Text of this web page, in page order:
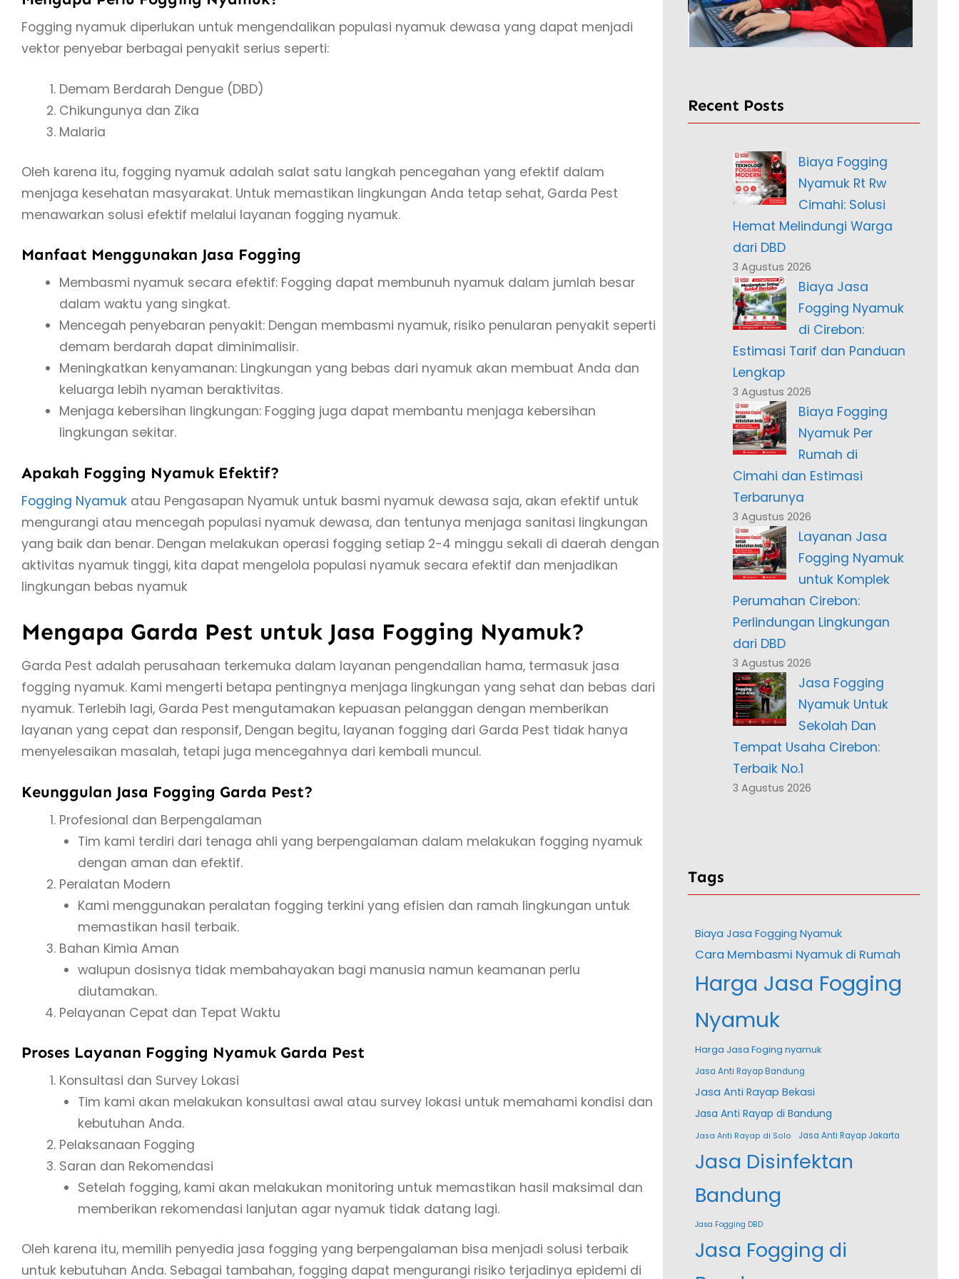
Fogging nyamuk diperlukan untuk mengendalikan populasi nyamuk dewasa yang dapat menjadi
vektor penyebar berbagai penyakit serius seperti:
Demam Berdarah Dengue (DBD)
Chikungunya dan Zika
Malaria
Oleh karena itu, fogging nyamuk adalah salat satu langkah pencegahan yang efektif dalam
menjaga kesehatan masyarakat. Untuk memastikan lingkungan Anda tetap sehat, Garda Pest
menawarkan solusi efektif melalui layanan fogging nyamuk.
Manfaat Menggunakan Jasa Fogging
Membasmi nyamuk secara efektif: Fogging dapat membunuh nyamuk dalam jumlah besar
dalam waktu yang singkat.
Mencegah penyebaran penyakit: Dengan membasmi nyamuk, risiko penularan penyakit seperti
demam berdarah dapat diminimalisir.
Meningkatkan kenyamanan: Lingkungan yang bebas dari nyamuk akan membuat Anda dan
keluarga lebih nyaman beraktivitas.
Menjaga kebersihan lingkungan: Fogging juga dapat membantu menjaga kebersihan
lingkungan sekitar.
Apakah Fogging Nyamuk Efektif?
Fogging Nyamuk atau Pengasapan Nyamuk untuk basmi nyamuk dewasa saja, akan efektif untuk
mengurangi atau mencegah populasi nyamuk dewasa, dan tentunya menjaga sanitasi lingkungan
yang baik dan benar. Dengan melakukan operasi fogging setiap 2-4 minggu sekali di daerah dengan
aktivitas nyamuk tinggi, kita dapat mengelola populasi nyamuk secara efektif dan menjadikan
lingkungan bebas nyamuk
Mengapa Garda Pest untuk Jasa Fogging Nyamuk?
Garda Pest adalah perusahaan terkemuka dalam layanan pengendalian hama, termasuk jasa
fogging nyamuk. Kami mengerti betapa pentingnya menjaga lingkungan yang sehat dan bebas dari
nyamuk. Terlebih lagi, Garda Pest mengutamakan kepuasan pelanggan dengan memberikan
layanan yang cepat dan responsif, Dengan begitu, layanan fogging dari Garda Pest tidak hanya
menyelesaikan masalah, tetapi juga mencegahnya dari kembali muncul.
Keunggulan Jasa Fogging Garda Pest?
Profesional dan Berpengalaman
Tim kami terdiri dari tenaga ahli yang berpengalaman dalam melakukan fogging nyamuk
dengan aman dan efektif.
Peralatan Modern
Kami menggunakan peralatan fogging terkini yang efisien dan ramah lingkungan untuk
memastikan hasil terbaik.
Bahan Kimia Aman
walupun dosisnya tidak membahayakan bagi manusia namun keamanan perlu
diutamakan.
Pelayanan Cepat dan Tepat Waktu
Proses Layanan Fogging Nyamuk Garda Pest
Konsultasi dan Survey Lokasi
Tim kami akan melakukan konsultasi awal atau survey lokasi untuk memahami kondisi dan
kebutuhan Anda.
Pelaksanaan Fogging
Saran dan Rekomendasi
Setelah fogging, kami akan melakukan monitoring untuk memastikan hasil maksimal dan
memberikan rekomendasi lanjutan agar nyamuk tidak datang lagi.
Oleh karena itu, memilih penyedia jasa fogging yang berpengalaman bisa menjadi solusi terbaik
untuk kebutuhan Anda. Sebagai tambahan, fogging dapat mengurangi risiko terjadinya epidemi di
Recent Posts
Biaya Fogging
Nyamuk Rt Rw
Cimahi: Solusi
Hemat Melindungi Warga
dari DBD
3 Agustus 2026
Biaya Jasa
Fogging Nyamuk
di Cirebon:
Estimasi Tarif dan Panduan
Lengkap
3 Agustus 2026
Biaya Fogging
Nyamuk Per
Rumah di
Cimahi dan Estimasi
Terbarunya
3 Agustus 2026
Layanan Jasa
Fogging Nyamuk
untuk Komplek
Perumahan Cirebon:
Perlindungan Lingkungan
dari DBD
3 Agustus 2026
Jasa Fogging
Nyamuk Untuk
Sekolah Dan
Tempat Usaha Cirebon:
Terbaik No.1
3 Agustus 2026
Tags
Biaya Jasa Fogging Nyamuk
Cara Membasmi Nyamuk di Rumah
Harga Jasa Fogging
Nyamuk
Harga Jasa Foging nyamuk
Jasa Anti Rayap Bandung
Jasa Anti Rayap Bekasi
Jasa Anti Rayap di Bandung
Jasa Anti Rayap di Solo Jasa Anti Rayap Jakarta
Jasa Disinfektan
Bandung
Jasa Fogging DBD
Jasa Fogging di